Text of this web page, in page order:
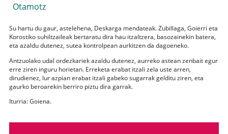
Otamotz
Su hartu du gaur, astelehena, Deskarga mendateak. Zubillaga, Goierri eta
Korostiko suhiltzaileak bertaratu dira hau itzaltzera, basozainekin batera,
eta azaldu dutenez, sutea kontrolpean aurkitzen da dagoeneko.
Antzuolako udal ordezkariek azaldu dutenez, aurreko astean zenbait egur
erre ziren inguru horietan. Erreketa erabat itzali zela uste arren,
dirudienez, lur azpian erabat itzali gabeko sugarrak gelditu ziren, eta
gaurko beroarekin berriro piztu dira garrak.
Iturria: Goiena.